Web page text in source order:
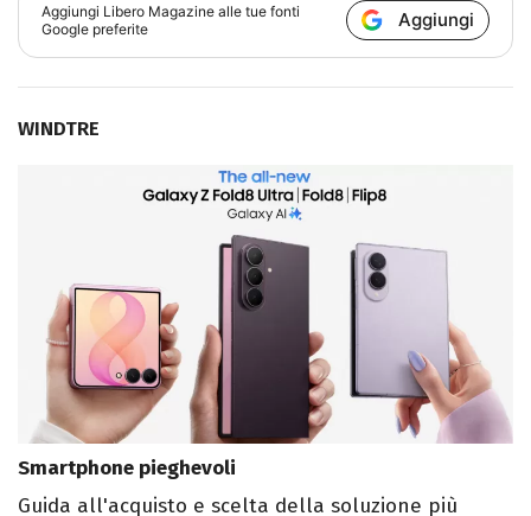
Aggiungi Libero Magazine alle tue fonti
Google preferite
Aggiungi
WINDTRE
Smartphone pieghevoli
Guida all'acquisto e scelta della soluzione più